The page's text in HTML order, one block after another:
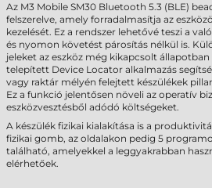
Az M3 Mobile SM30 Bluetooth 5.3 (BLE)
felszerelve, amely forradalmasítja az
kezelését. Ez a rendszer lehetővé teszi a
és nyomon követést párosítás nélkül is.
jeleket az eszköz még kikapcsolt
telepített Device Locator alkalmazás
vagy raktár mélyén felejtett készülékek
Ez a funkció jelentősen növeli az operatív
eszközvesztésből adódó költségeket.
A készülék fizikai kialakítása is a
fizikai gomb, az oldalakon pedig 5
található, amelyekkel a leggyakrabban
elérhetőek.